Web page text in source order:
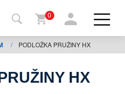
0
/ PODLOŽKA PRUŽINY HX
HX